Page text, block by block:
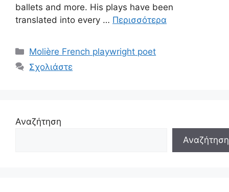
ballets and more. His plays have been
translated into every … Περισσότερα
Κατηγορίες
Molière French playwright poet
Σχολιάστε
Αναζήτηση
Αναζήτηση